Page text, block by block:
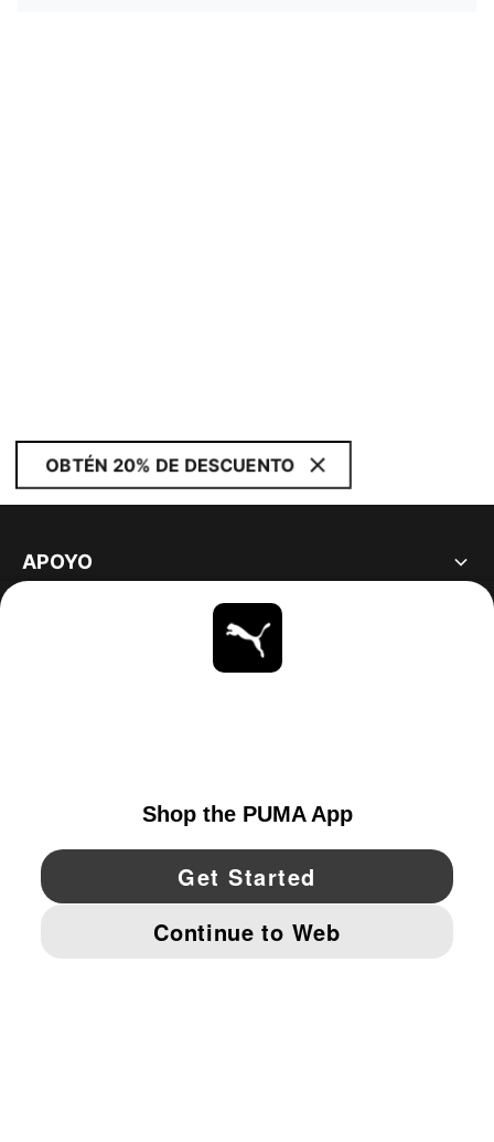
OBTÉN 20% DE DESCUENTO
APOYO
YouTube Twitter Pinterest
IMPRINT AND LEGAL DATA